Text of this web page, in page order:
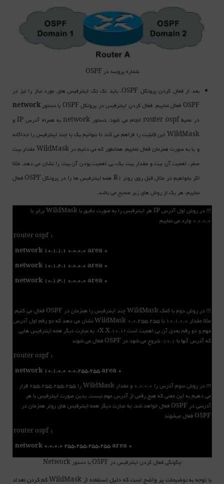
شماره پروسه در OSPF
بعد از فعال کردن پروتکل OSPF، باید تک تک اینترفیس های مورد نیاز را نیز در
OSPF فعال نماییم. فعال کردن اینترفیس در پروتکل OSPF با دستور
network
در محیط router ospf انجام می شود. دستور network به همراه آدرس IP و
WildMask این قابلیت را فراهم می کند تا بتوانیم یک یا چند اینترفیس را جداگانه
و یا به صورت همزمان فعال نماییم. همانطور که می دانیم در WildMask مقدار بیت
صفر، اهمیت آن بیت و مقدار بیت یک، بی اهمیت بودن آن بیت را نشان می دهد. مثلا
اگر بخواهیم در مثال قبل روی روتر R1 همه اینترفیس ها را در پروتکل OSPF فعال
نماییم، هر یک از روش های زیر صحیح می باشد.
!!! در روش اول آدرس IP هر اینترفیس را به صورت دقیق با WildMask برابر با
0.0.0.0 وارد می نماییم
router ospf 1
network 10.1.1.1 0.0.0.0 area 0
network 10.1.2.1 0.0.0.0 area 0
network 10.1.3.1 0.0.0.0 area 0
!!! در روش دوم با کمک WildMask چند اینترفیس را همزمان در OSPF فعال می کنیم.
مثلا مقدار 10.1.0.0 با WildMask 0.0.255.255 نشان می دهد که دو رقم اول آدرس
مهم و دو رقم بعدی آن بی اهمیت است (10.1.X.X). به عبارت دیگر همه اینترفیس هایی
که آدرس آنها با 10.1. شروع می شود در OSPF فعال می شوند
router ospf 1
network 10.1.0.0 0.0.255.255 area 0
!!! در روش سوم آدرس را 0.0.0.0 و مقدار WildMask را 255.255.255.255 قرار
می دهیم به این معنی که هیج رقمی از آدرس مهم نیست. بدین صورت اینترفیس با هر
آدرسی در OSPF فعال خواهد شد. به عبارت دیگر همه اینترفیس های روتر همزمان در
OSPF فعال میشوند
router ospf 1
network 0.0.0.0 255.255.255.255 area 0
چگونگی فعال کردن اینترفیس در OSPF با دستور Network
با توجه به توضیحات پر واضح است که دلیل استفاده از کم کردن تعداد